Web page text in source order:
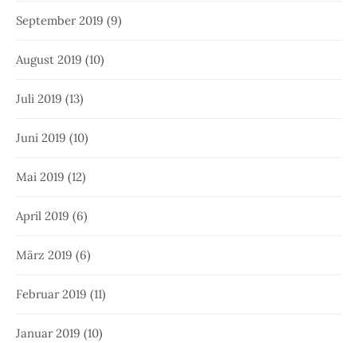
September 2019 (9)
August 2019 (10)
Juli 2019 (13)
Juni 2019 (10)
Mai 2019 (12)
April 2019 (6)
März 2019 (6)
Februar 2019 (11)
Januar 2019 (10)